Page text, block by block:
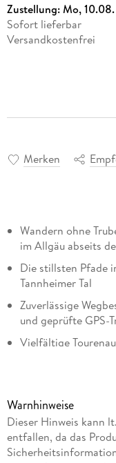
Zustellung:Mo,
Sofort lieferbar
Versandkostenfrei
Merken
Wandern ohne
im Allgäu abseits
Die stillsten Pfade
Tannheimer Tal
Zuverlässige
und geprüfte GPS-
Vielfältige
Das Allgäu ist eines
- doch wer Stille und
sie zu finden sind. Das
Allgäu«
stellt 37
Warnhinweise
Dieser Hinweis kann
entfallen, da das